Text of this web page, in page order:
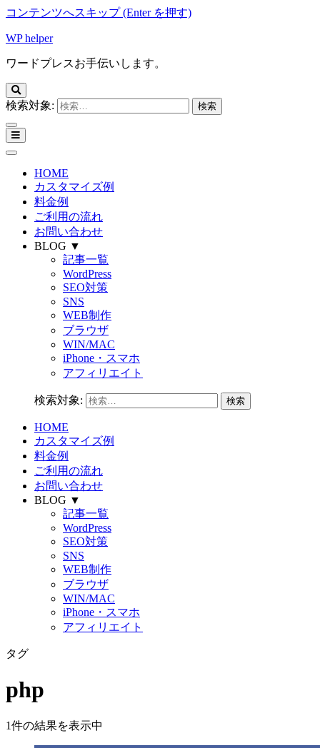
コンテンツへスキップ (Enter を押す)
WP helper
ワードプレスお手伝いします。
検索対象:
HOME
カスタマイズ例
料金例
ご利用の流れ
お問い合わせ
BLOG ▼
記事一覧
WordPress
SEO対策
SNS
WEB制作
ブラウザ
WIN/MAC
iPhone・スマホ
アフィリエイト
検索対象:
HOME
カスタマイズ例
料金例
ご利用の流れ
お問い合わせ
BLOG ▼
記事一覧
WordPress
SEO対策
SNS
WEB制作
ブラウザ
WIN/MAC
iPhone・スマホ
アフィリエイト
タグ
php
1件の結果を表示中